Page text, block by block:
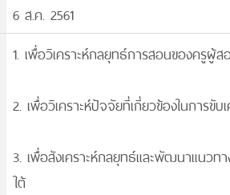
6 ส.ค. 2561
1. เพื่อวิเคราะห์กลยุทธ์การสอนของครูผู้
2. เพื่อวิเคราะห์ปัจจัยที่เกี่ยวข้องในการ
3. เพื่อสังเคราะห์กลยุทธ์และพัฒนาแนวท
ใต้